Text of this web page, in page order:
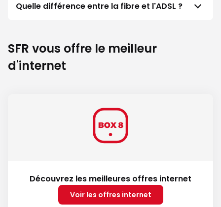
Quelle différence entre la fibre et l'ADSL ?
SFR vous offre le meilleur
d'internet
Découvrez les meilleures offres internet
Voir les offres internet